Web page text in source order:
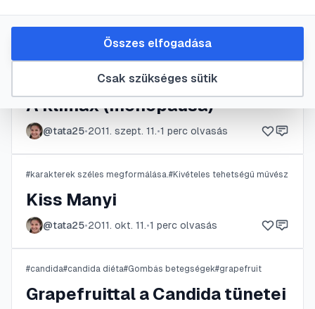
crossló
2011. aug. 16. 1 perc olvasás
fogamzásgátlás #kapcsolat#klimax
A klimax (menopausa)
@tata25•2011. szept. 11.•1 perc olvasás
#karakterek széles megformálása.#Kivételes tehetségű művész
Kiss Manyi
@tata25•2011. okt. 11.•1 perc olvasás
#candida#candida diéta#Gombás betegségek#grapefruit
Grapefruittal a Candida tünetei
Csak szükséges sütik
Összes elfogadása